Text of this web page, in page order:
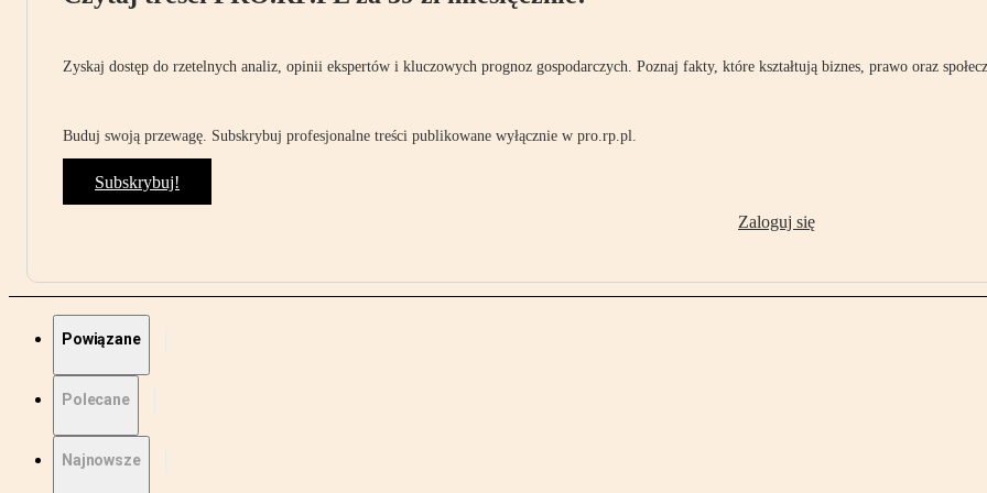
Zyskaj dostęp do rzetelnych analiz, opinii ekspertów i kluczowych prognoz gospodarczych. Poznaj fakty, które kształtują biznes, prawo oraz
Buduj swoją przewagę. Subskrybuj profesjonalne treści publikowane wyłącznie w pro.rp.pl.
Subskrybuj!
Zaloguj się
Powiązane
Polecane
Najnowsze